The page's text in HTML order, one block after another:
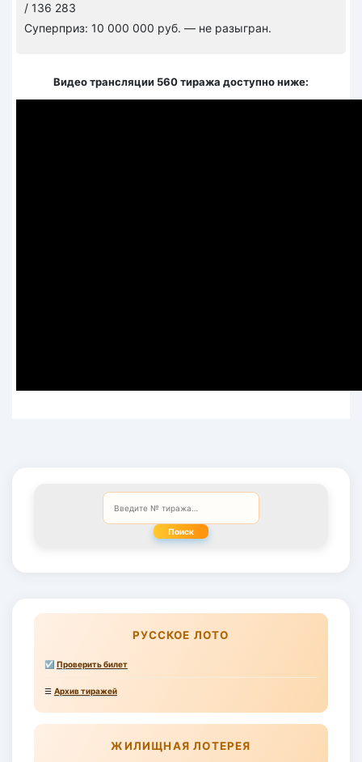
/ 136 283
Суперприз: 10 000 000 руб. — не разыгран.
Видео трансляции 560 тиража доступно ниже:
Поиск
РУССКОЕ ЛОТО
☑ Проверить билет
☰ Архив тиражей
ЖИЛИЩНАЯ ЛОТЕРЕЯ